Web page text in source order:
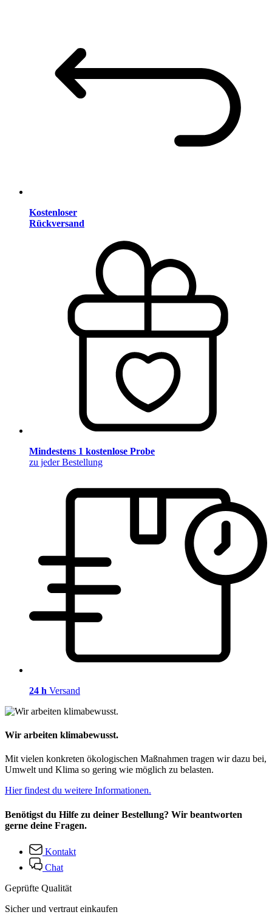
Kostenloser
Rückversand
Mindestens 1 kostenlose Probe
zu jeder Bestellung
24 h Versand
Wir arbeiten klimabewusst.
Mit vielen konkreten ökologischen Maßnahmen tragen wir dazu bei,
Umwelt und Klima so gering wie möglich zu belasten.
Hier findest du weitere Informationen.
Benötigst du Hilfe zu deiner Bestellung? Wir beantworten
gerne deine Fragen.
Kontakt
Chat
Geprüfte Qualität
Sicher und vertraut einkaufen